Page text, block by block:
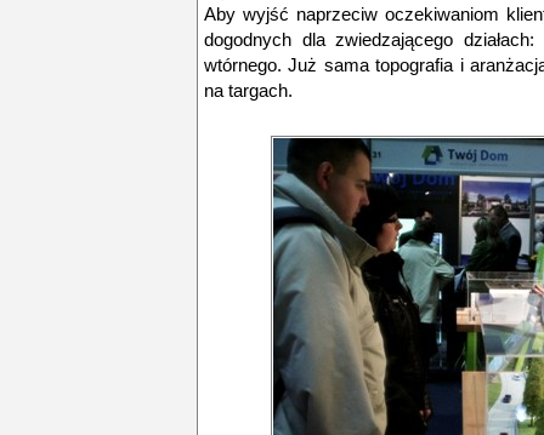
Aby wyjść naprzeciw oczekiwaniom
dogodnych dla zwiedzającego
wtórnego. Już sama topografia i
na targach.